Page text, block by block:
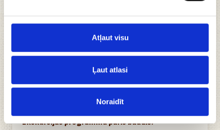
Atļaut visu
Ļaut atlasi
Noraidīt
apturēt un paglabāt kabatā, lai mazliet uzgaida..
Mēs piedāvājam Jums iepauzēt dzīves skaistāko
organizējot brīnišķīgas kāzu pieturvietas,
piedāvājot gan viesim gan jaunajam pārim kafijas un
uzkodu pauzes, kā arī vadot jaunā pāra ekskursijas.
Ekskursijas programmā pāris baudīs: